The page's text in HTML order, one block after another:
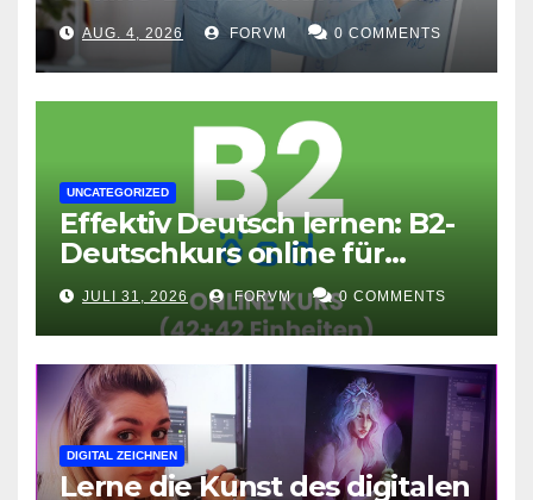
flexible Lernerfolge
AUG. 4, 2026 FORVM 0 COMMENTS
UNCATEGORIZED
Effektiv Deutsch lernen: B2-
Deutschkurs online für
Fortgeschrittene
JULI 31, 2026 FORVM 0 COMMENTS
DIGITAL ZEICHNEN
Lerne die Kunst des digitalen